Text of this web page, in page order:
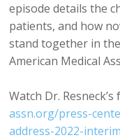
episode details the
patients, and how
stand together in
American Medical
Watch Dr.
assn.org/press-
address-2022-